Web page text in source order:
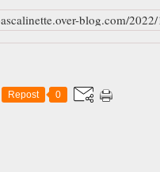
blog.com/
Repost 0